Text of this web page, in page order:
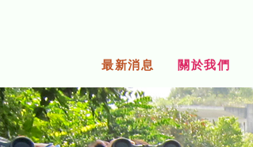
最新消息 關於我們